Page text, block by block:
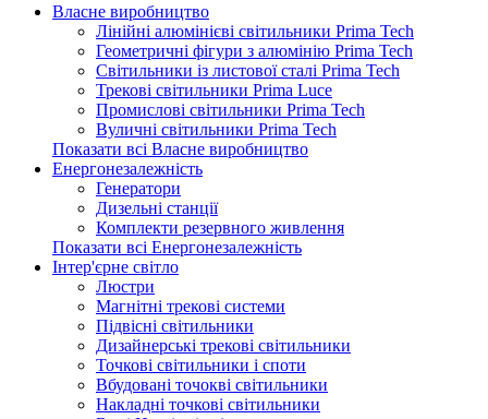
Власне виробництво
Лінійні алюмінієві світильники Prima Tech
Геометричні фігури з алюмінію Prima Tech
Світильники із листової сталі Prima Tech
Трекові світильники Prima Luce
Промислові світильники Prima Tech
Вуличні світильники Prima Tech
Показати всі Власне виробництво
Енергонезалежність
Генератори
Дизельні станції
Комплекти резервного живлення
Показати всі Енергонезалежність
Інтер'єрне світло
Люстри
Магнітні трекові системи
Підвісні світильники
Дизайнерські трекові світильники
Точкові світильники і споти
Вбудовані точокві світильники
Накладні точкові світильники